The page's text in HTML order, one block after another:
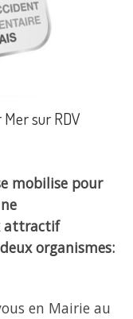
sur RDV
mobilise pour
attractif
organismes:
en Mairie au